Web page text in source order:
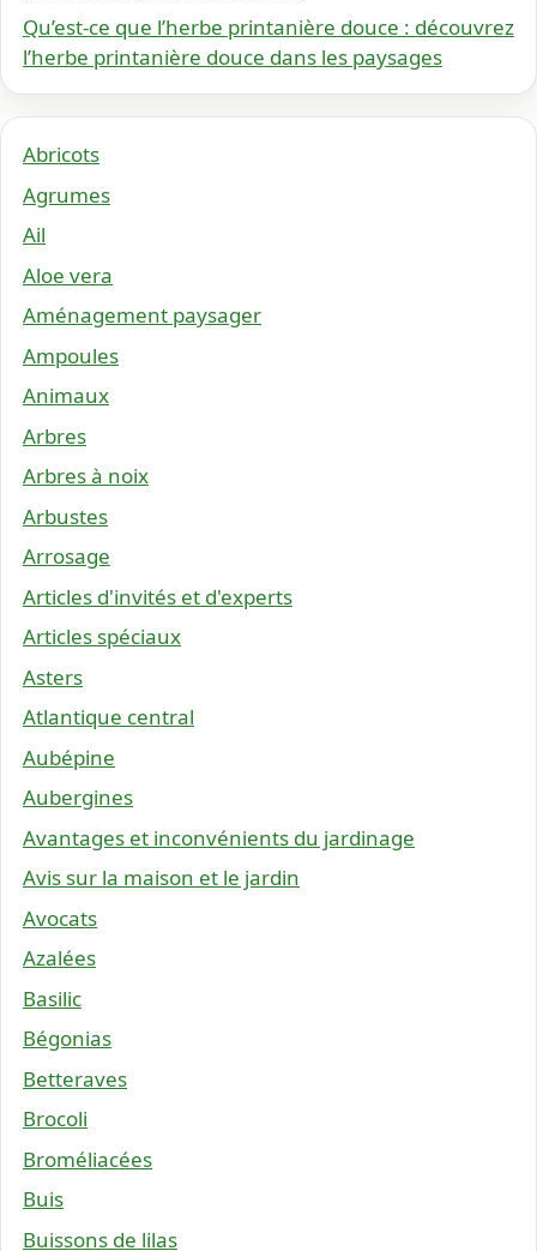
Qu’est-ce que l’herbe printanière douce : découvrez
l’herbe printanière douce dans les paysages
Abricots
Agrumes
Ail
Aloe vera
Aménagement paysager
Ampoules
Animaux
Arbres
Arbres à noix
Arbustes
Arrosage
Articles d'invités et d'experts
Articles spéciaux
Asters
Atlantique central
Aubépine
Aubergines
Avantages et inconvénients du jardinage
Avis sur la maison et le jardin
Avocats
Azalées
Basilic
Bégonias
Betteraves
Brocoli
Broméliacées
Buis
Buissons de lilas